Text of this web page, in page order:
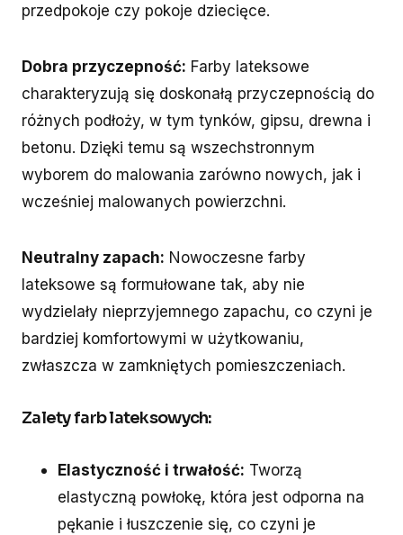
przedpokoje czy pokoje dziecięce.
Dobra przyczepność: Farby lateksowe
charakteryzują się doskonałą przyczepnością do
różnych podłoży, w tym tynków, gipsu, drewna i
betonu. Dzięki temu są wszechstronnym
wyborem do malowania zarówno nowych, jak i
wcześniej malowanych powierzchni.
Neutralny zapach: Nowoczesne farby
lateksowe są formułowane tak, aby nie
wydzielały nieprzyjemnego zapachu, co czyni je
bardziej komfortowymi w użytkowaniu,
zwłaszcza w zamkniętych pomieszczeniach.
Zalety farb lateksowych:
Elastyczność i trwałość: Tworzą
elastyczną powłokę, która jest odporna na
pękanie i łuszczenie się, co czyni je